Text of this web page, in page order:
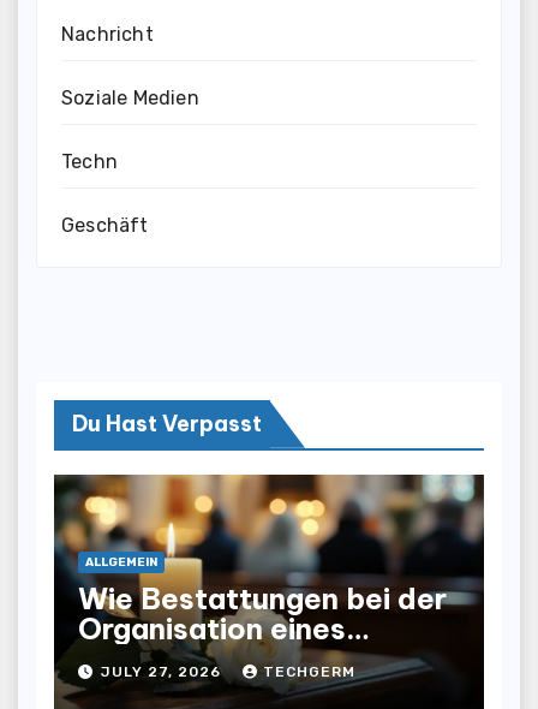
Nachricht
Soziale Medien
Techn
Geschäft
Du Hast Verpasst
ALLGEMEIN
Wie Bestattungen bei der
Organisation eines
würdevollen Abschieds
helfen
JULY 27, 2026 TECHGERM